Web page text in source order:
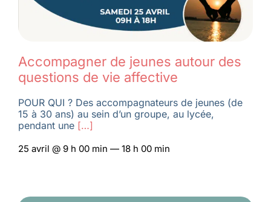
Accompagner de jeunes autour des
questions de vie affective
POUR QUI ? Des accompagnateurs de jeunes (de
15 à 30 ans) au sein d’un groupe, au lycée,
pendant une[…]
25 avril @ 9 h 00 min — 18 h 00 min